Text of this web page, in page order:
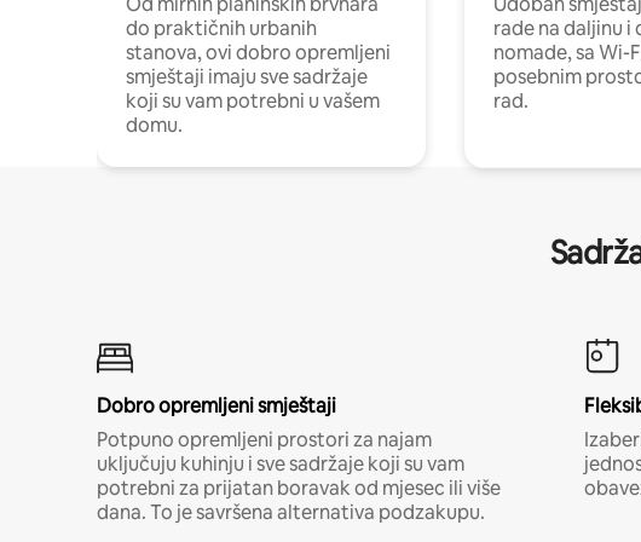
do praktičnih urbanih
stanova, ovi dobro opremljeni
smještaji imaju sve sadržaje
koji su vam potrebni u vašem
domu.
rade na daljinu i
nomade, sa Wi-
posebnim
rad.
Dobro opremljeni smještaji
Potpuno opremljeni prostori za najam
uključuju kuhinju i sve sadržaje koji su vam
potrebni za prijatan boravak od mjesec ili više
dana. To je savršena alternativa podzakupu.